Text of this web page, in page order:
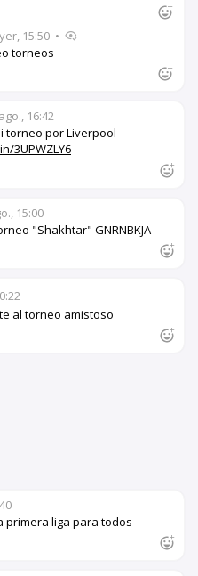
15:50 •
torneos
16:42
torneo por Liverpool
3UPWZLY6
15:00
"Shakhtar" GNRNBKJA
al torneo amistoso
primera liga para todos